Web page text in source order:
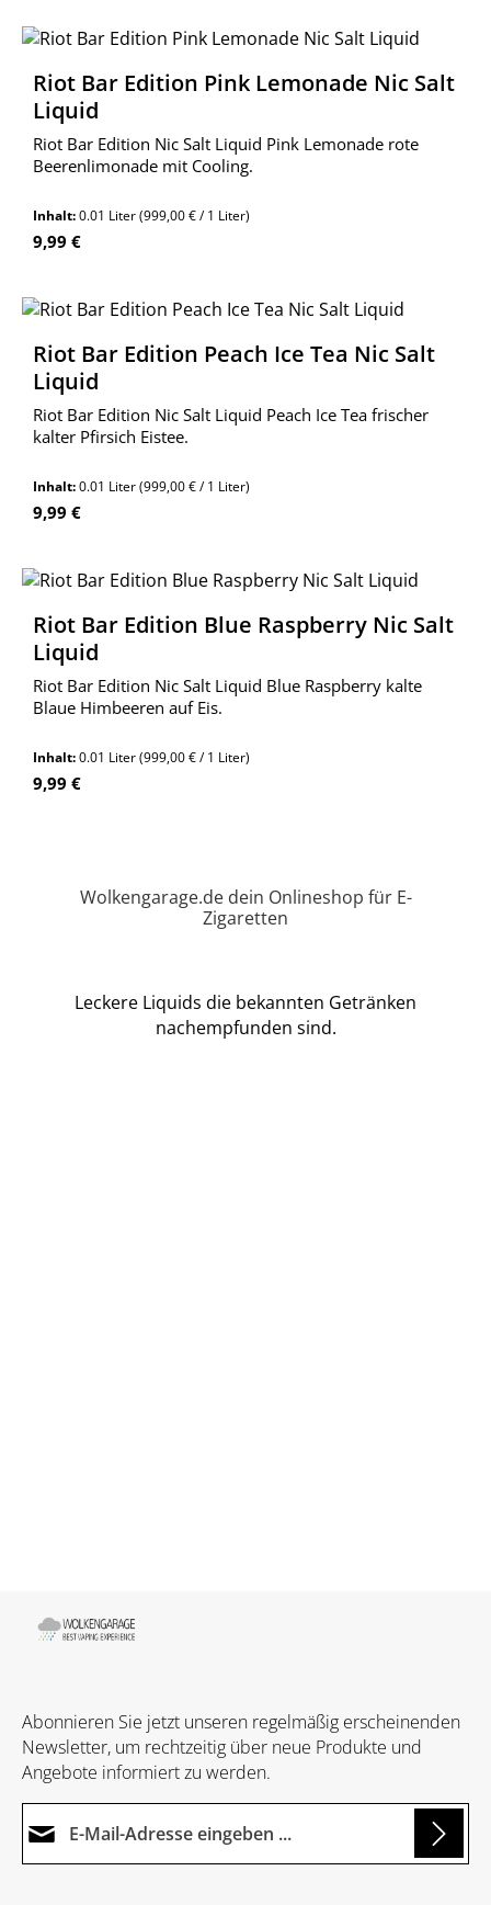
Riot Bar Edition Pink Lemonade Nic Salt
Liquid
Riot Bar Edition Nic Salt Liquid Pink Lemonade rote
Beerenlimonade mit Cooling.
Inhalt:0.01 Liter(999,00 € / 1 Liter)
Regulärer Preis:
9,99 €
Riot Bar Edition Peach Ice Tea Nic Salt
Liquid
Riot Bar Edition Nic Salt Liquid Peach Ice Tea frischer
kalter Pfirsich Eistee.
Inhalt:0.01 Liter(999,00 € / 1 Liter)
Regulärer Preis:
9,99 €
Riot Bar Edition Blue Raspberry Nic Salt
Liquid
Riot Bar Edition Nic Salt Liquid Blue Raspberry kalte
Blaue Himbeeren auf Eis.
Inhalt:0.01 Liter(999,00 € / 1 Liter)
Regulärer Preis:
9,99 €
Wolkengarage.de dein Onlineshop für E-
Zigaretten
Leckere Liquids die bekannten Getränken
nachempfunden sind.
Abonnieren Sie jetzt unseren regelmäßig erscheinenden
Newsletter, um rechtzeitig über neue Produkte und
Angebote informiert zu werden.